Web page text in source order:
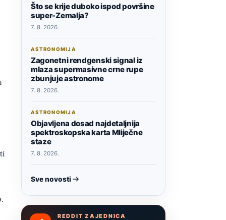
Što se krije duboko ispod površine
super-Zemalja?
7. 8. 2026.
ASTRONOMIJA
Zagonetni rendgenski signal iz
mlaza supermasivne crne rupe
zbunjuje astronome
7. 8. 2026.
ASTRONOMIJA
Objavljena dosad najdetaljnija
spektroskopska karta Mliječne
staze
7. 8. 2026.
Sve novosti
REDDIT ZAJEDNICA